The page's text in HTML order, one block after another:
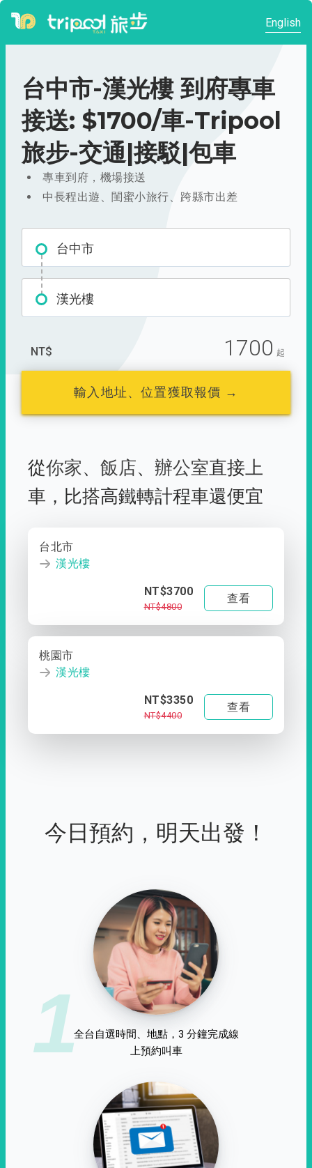
English
台中市-漢光樓 到府專車
接送: $1700/車-Tripool
旅步-交通|接駁|包車
專車到府，機場接送
中長程出遊、閨蜜小旅行、跨縣市出差
台中市
漢光樓
NT$ 1700 起
輸入地址、位置獲取報價 →
從你家、 飯店、 辦公室直接上
車， 比搭高鐵轉計程車還便宜
台北市
漢光樓
NT$3700
NT$4800
查看
桃園市
漢光樓
NT$3350
NT$4400
查看
今日預約，明天出發！
1全台自選時間、地點，3 分鐘完成線
上預約叫車